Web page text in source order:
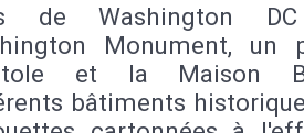
de Washington
Monument, un
et la Maison
bâtiments